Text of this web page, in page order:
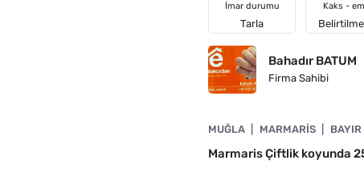
İmar durumu
Tarla
Kaks -
Bahadır BATUM
Firma Sahibi
MUĞLA MARMARIS BAYIR
Marmaris Çiftlik koyunda